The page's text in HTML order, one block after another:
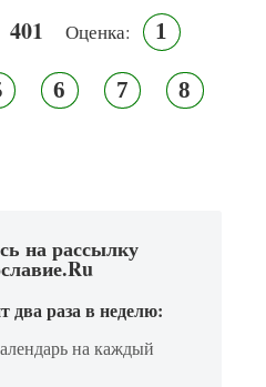
401 Оценка: 1
6 7 8
на рассылку
два раза в неделю:
на каждый